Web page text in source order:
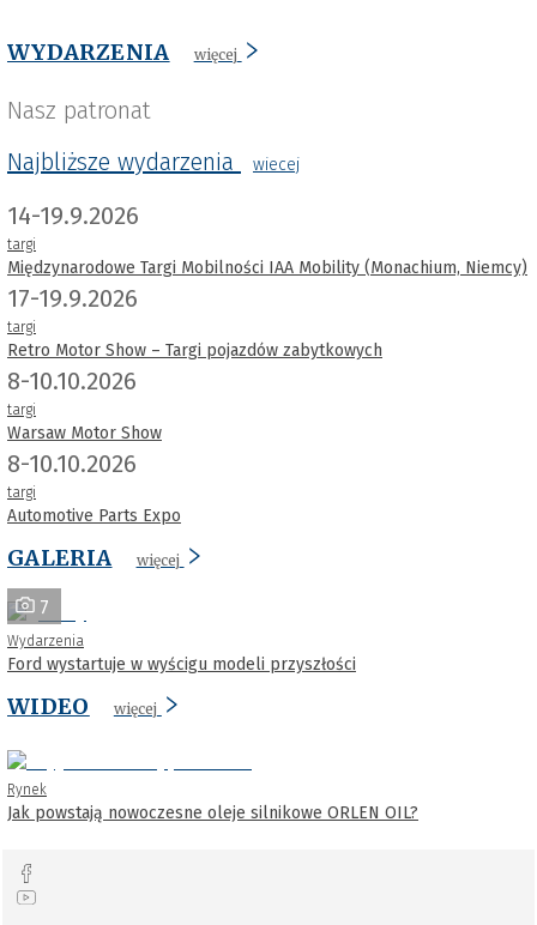
WYDARZENIA więcej
Nasz patronat
Najbliższe wydarzenia
wiecej
14-19.9.2026
targi
Międzynarodowe Targi Mobilności IAA Mobility (Monachium, Niemcy)
17-19.9.2026
targi
Retro Motor Show – Targi pojazdów zabytkowych
8-10.10.2026
targi
Warsaw Motor Show
8-10.10.2026
targi
Automotive Parts Expo
GALERIA więcej
7
Wydarzenia
Ford wystartuje w wyścigu modeli przyszłości
WIDEO więcej
Rynek
Jak powstają nowoczesne oleje silnikowe ORLEN OIL?